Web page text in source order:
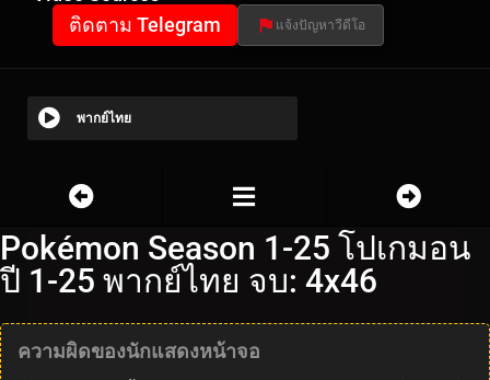
ติดตาม Telegram แจ้งปัญหาวีดีโอ
พากย์ไทย
Pokémon Season 1-25 โปเกมอน
ปี 1-25 พากย์ไทย จบ: 4x46
ความผิดของนักแสดงหน้าจอ